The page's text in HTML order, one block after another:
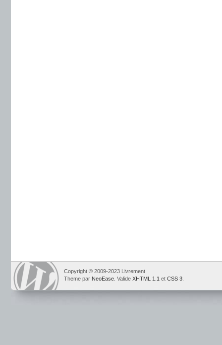
Copyright © 2009-2023 Livrement
Theme par NeoEase . Valide XHTML 1.1 et CSS 3